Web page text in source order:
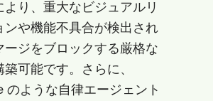
より、重大なビジュアルリ
ンや機能不具合が検出され
ージをブロックする厳格な
可能です。さらに、
ような自律エージェント